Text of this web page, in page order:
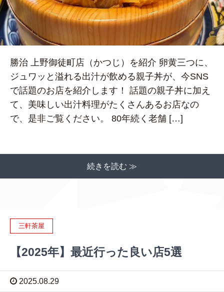
勝治 上野御徒町店（かつじ）を紹介 卵黄三つに、
ジュワッと溢れる出汁が飲める親子丼が、今SNS
で話題のお店を紹介します！ 話題の親子丼に加え
て、美味しい出汁料理がたくさんあるお店なの
で、是非ご覧ください。 80年続く老舗 […]
続きを読む ≫
三軒茶屋
【2025年】最近行った良い店5選
2025.08.29